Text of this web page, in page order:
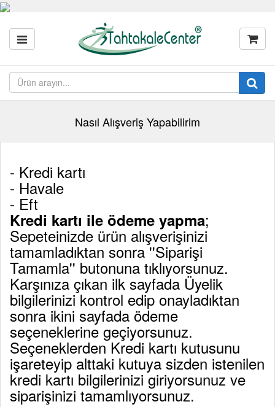
Nasıl Alışveriş Yapabilirim
- Kredi kartı
- Havale
- Eft
Kredi kartı ile ödeme yapma;
Sepeteinizde ürün alışverişinizi
tamamladıktan sonra ''Siparişi
Tamamla'' butonuna tıklıyorsunuz.
Karşınıza çıkan ilk sayfada Üyelik
bilgilerinizi kontrol edip onayladıktan
sonra ikini sayfada ödeme
seçeneklerine geçiyorsunuz.
Seçeneklerden Kredi kartı kutusunu
işareteyip alttaki kutuya sizden istenilen
kredi kartı bilgilerinizi giriyorsunuz ve
siparişinizi tamamlıyorsunuz.